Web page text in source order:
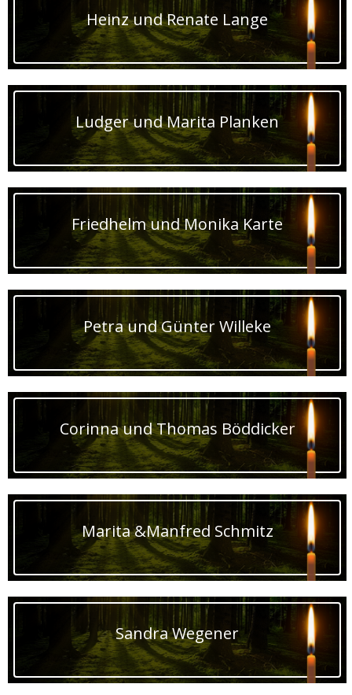
Heinz und Renate Lange
Ludger und Marita Planken
Friedhelm und Monika Karte
Petra und Günter Willeke
Corinna und Thomas Böddicker
Marita &Manfred Schmitz
Sandra Wegener